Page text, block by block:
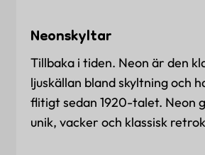
Neonskyltar
Tillbaka i tiden. Neon är den
ljuskällan bland skyltning och
flitigt sedan 1920-talet. Neon
unik, vacker och klassisk